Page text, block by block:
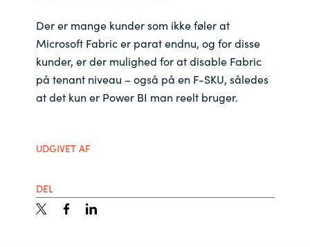
Kuwait
Latvia
Lithuania
Netherlands
Der er mange kunder som ikke føler at
Microsoft Fabric er parat endnu, og for disse
kunder, er der mulighed for at disable Fabric
på tenant niveau – også på en F-SKU, således
at det kun er Power BI man reelt bruger.
UDGIVET AF
DEL